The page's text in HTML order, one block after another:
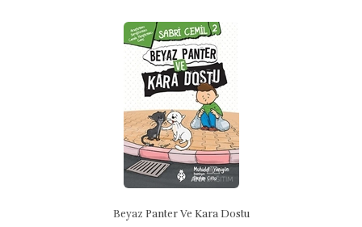
Beyaz Panter Ve Kara Dostu